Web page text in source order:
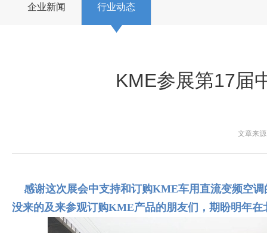
企业新闻 行业动态
KME参展第17届
文章来
感谢这次展会中支持和订购KME车用直流变频空调
没来的及来参观订购KME产品的朋友们，期盼明年